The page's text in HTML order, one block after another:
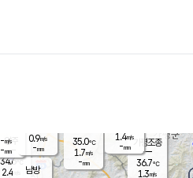
양주
34.6℃
2.4
가평조종
36.7℃
1.3m/s
35.0℃
1.7m/s
-mm
1.4m/s
-mm
남방
-m/s
-mm
0.9m/s
-mm